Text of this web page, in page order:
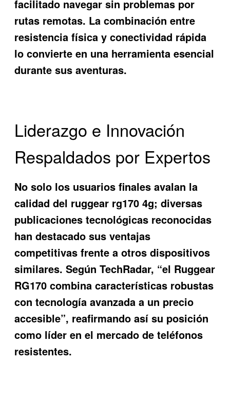
facilitado navegar sin problemas por
rutas remotas. La combinación entre
resistencia física y conectividad rápida
lo convierte en una herramienta esencial
durante sus aventuras.
Liderazgo e Innovación
Respaldados por Expertos
No solo los usuarios finales avalan la
calidad del ruggear rg170 4g; diversas
publicaciones tecnológicas reconocidas
han destacado sus ventajas
competitivas frente a otros dispositivos
similares. Según TechRadar, “el Ruggear
RG170 combina características robustas
con tecnología avanzada a un precio
accesible”, reafirmando así su posición
como líder en el mercado de teléfonos
resistentes.